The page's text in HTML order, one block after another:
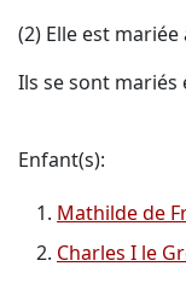
(2) Elle est mariée
Ils se sont mariés
Enfant(s):
Mathilde de
Charles I le